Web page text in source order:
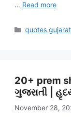
… Read more
Categories
quotes
20+ prem
ગુજરાતી |
November 28,